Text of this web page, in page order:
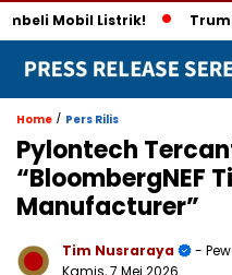
Listrik! Trump
Home / Pers Rilis
Pylontech
“BloombergNEF
Manufacturer”
Tim Nusraraya
-
Kamis, 7 Mei 2026